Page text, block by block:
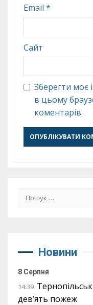
Email *
Сайт
Зберегти моє
в цьому
коментарів.
Пошук:
Новини
8 Серпня
14:39
дев’ять пожеж